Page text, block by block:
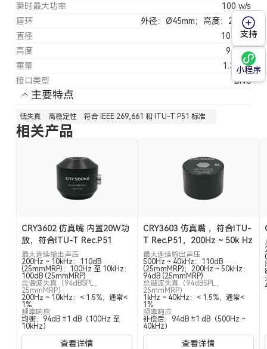
瞬时最大功率
100 w/s
唇环
外径：Ø45mm；高度：25mm
直径
104 mm
高度
94 mm
重量
1.32 kg
接口类型
BNC
主要特点
低失真 高稳定性 符合 IEEE 269,661 和 ITU-T P51 标准
相关产品
CRY3602 仿真嘴 内置20W功
放，符合ITU-T Rec.P51
最大连续输出声压
200Hz ~ 10kHz：110dB
(25mmMRP)；100Hz 至 10kHz：
100dB (25mmMRP)
总谐波失真（94dBSPL，
25mmMRP）
200Hz ~ 10kHz：< 1.5%，通常<
1%
频率响应
均衡：94dB ±1 dB（100Hz 至
10kHz）
查看详情
CRY3603 仿真嘴 ，符合ITU-
T Rec.P51，200Hz ~ 50k Hz
最大连续输出声压
500Hz ~ 40kHz：110dB
(25mmMRP)；200Hz ~ 50kHz：
94dB (25mmMRP)
总谐波失真（94dBSPL，
25mmMRP）
1kHz ~ 40kHz：< 1.5%，通常<
1%
频率响应
补偿后：94dB ±1 dB（500Hz ~
40kHz）
查看详情
支持
小程序